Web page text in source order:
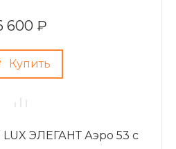
600 ₽
Купить
ЭЛЕГАНТ Аэро 53 с